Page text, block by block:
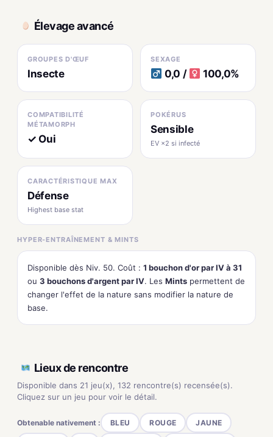
Élevage avancé
GROUPES D'ŒUF
Insecte
SEXAGE
0,0 / 100,0%
COMPATIBILITÉ
MÉTAMORPH
✓ Oui
POKÉRUS
Sensible
EV ×2 si infecté
CARACTÉRISTIQUE MAX
Défense
Highest base stat
HYPER-ENTRAÎNEMENT & MINTS
Disponible dès Niv. 50. Coût : 1 bouchon d'or par IV à 31
ou 3 bouchons d'argent par IV. Les Mints permettent de
changer l'effet de la nature sans modifier la nature de
base.
Lieux de rencontre
Disponible dans 21 jeu(x), 132 rencontre(s) recensée(s).
Cliquez sur un jeu pour voir le détail.
Obtenable nativement : BLEU ROUGE JAUNE